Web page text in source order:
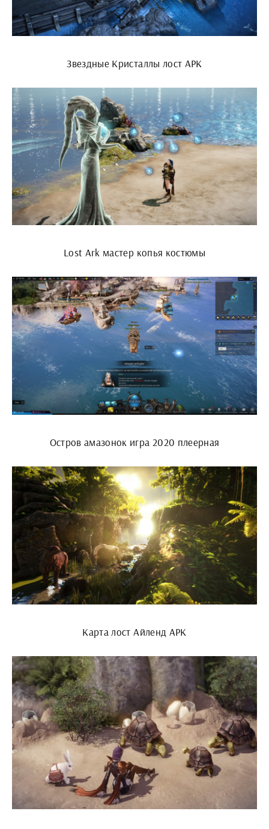
Звездные Кристаллы лост АРК
Lost Ark мастер копья костюмы
Остров амазонок игра 2020 плеерная
Карта лост Айленд АРК